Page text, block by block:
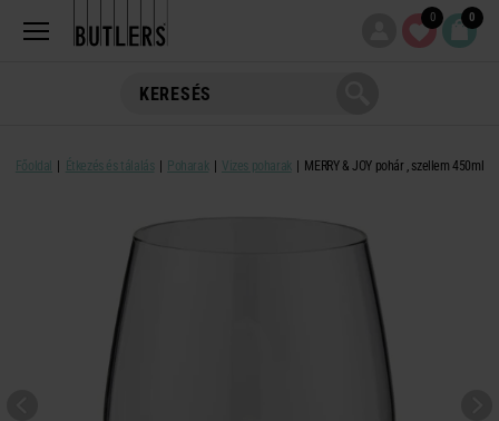
0 0
Főoldal Étkezés és tálalás Poharak Vizes poharak MERRY & JOY pohár , szellem 450ml